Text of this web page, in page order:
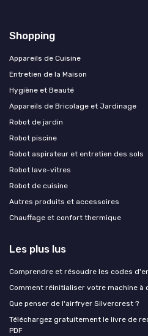
Shopping
Appareils de Cuisine
Entretien de la Maison
Hygiène et Beauté
Appareils de Bricolage et Jardinage
Robot de jardin
Robot piscine
Robot aspirateur et entretien des sols
Robot lave-vitres
Robot de cuisine
Autres produits et accessoires
Chauffage et confort thermique
Les plus lus
Comprendre et résoudre les codes
Comment réinitialiser votre machine à
Que penser de l'airfryer Silvercrest ?
Téléchargez gratuitement le livre de
PDF